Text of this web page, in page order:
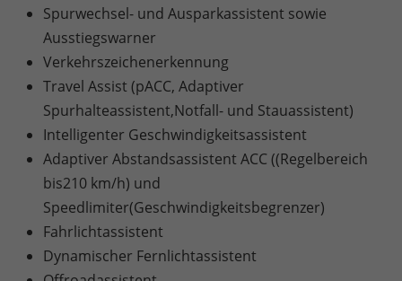
Spurwechsel- und Ausparkassistent sowie
Ausstiegswarner
Verkehrszeichenerkennung
Travel Assist (pACC, Adaptiver
Spurhalteassistent,Notfall- und Stauassistent)
Intelligenter Geschwindigkeitsassistent
Adaptiver Abstandsassistent ACC ((Regelbereich
bis210 km/h) und
Speedlimiter(Geschwindigkeitsbegrenzer)
Fahrlichtassistent
Dynamischer Fernlichtassistent